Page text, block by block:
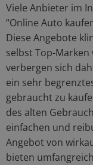
Viele Anbieter im
“Online Auto
Diese Angebote
selbst Top-
verbergen sich
ein sehr
gebraucht zu
des alten
einfachen und
Angebot von
bieten